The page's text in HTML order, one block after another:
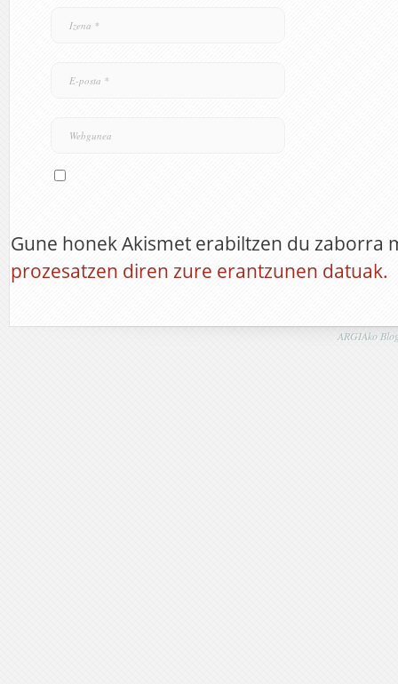
Gune honek Akismet erabiltzen du zaborra
prozesatzen diren zure erantzunen datuak.
ARGIAko